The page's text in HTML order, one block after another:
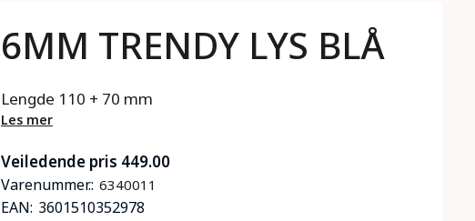
6MM TRENDY LYS BLÅ
Lengde 110 + 70 mm
Les mer
Veiledende pris 449.00
Varenummer.: 6340011
EAN: 3601510352978